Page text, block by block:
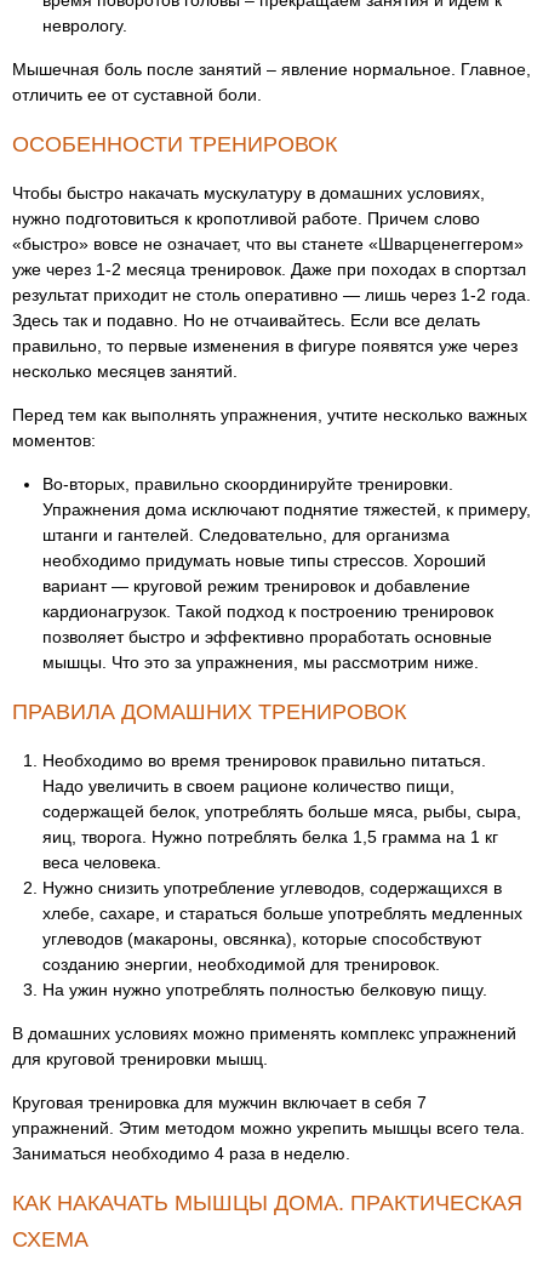
неврологу.
Мышечная боль после занятий – явление нормальное. Главное,
отличить ее от суставной боли.
ОСОБЕННОСТИ ТРЕНИРОВОК
Чтобы быстро накачать мускулатуру в домашних условиях,
нужно подготовиться к кропотливой работе. Причем слово
«быстро» вовсе не означает, что вы станете «Шварценеггером»
уже через 1-2 месяца тренировок. Даже при походах в спортзал
результат приходит не столь оперативно — лишь через 1-2 года.
Здесь так и подавно. Но не отчаивайтесь. Если все делать
правильно, то первые изменения в фигуре появятся уже через
несколько месяцев занятий.
Перед тем как выполнять упражнения, учтите несколько важных
моментов:
Во-вторых, правильно скоординируйте тренировки.
Упражнения дома исключают поднятие тяжестей, к примеру,
штанги и гантелей. Следовательно, для организма
необходимо придумать новые типы стрессов. Хороший
вариант — круговой режим тренировок и добавление
кардионагрузок. Такой подход к построению тренировок
позволяет быстро и эффективно проработать основные
мышцы. Что это за упражнения, мы рассмотрим ниже.
ПРАВИЛА ДОМАШНИХ ТРЕНИРОВОК
Необходимо во время тренировок правильно питаться.
Надо увеличить в своем рационе количество пищи,
содержащей белок, употреблять больше мяса, рыбы, сыра,
яиц, творога. Нужно потреблять белка 1,5 грамма на 1 кг
веса человека.
Нужно снизить употребление углеводов, содержащихся в
хлебе, сахаре, и стараться больше употреблять медленных
углеводов (макароны, овсянка), которые способствуют
созданию энергии, необходимой для тренировок.
На ужин нужно употреблять полностью белковую пищу.
В домашних условиях можно применять комплекс упражнений
для круговой тренировки мышц.
Круговая тренировка для мужчин включает в себя 7
упражнений. Этим методом можно укрепить мышцы всего тела.
Заниматься необходимо 4 раза в неделю.
КАК НАКАЧАТЬ МЫШЦЫ ДОМА. ПРАКТИЧЕСКАЯ
СХЕМА